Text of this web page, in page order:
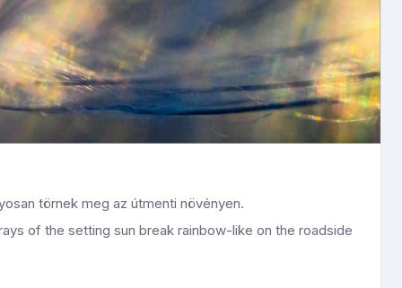
törnek meg az útmenti növényen.
of the setting sun break rainbow-like on the roadside